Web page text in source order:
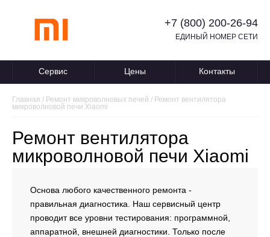
+7 (800) 200-26-94
ЕДИНЫЙ НОМЕР СЕТИ
Сервис Цены Контакты
Главная / Ремонт микроволновых печей / Ремонт вентилятора
микроволновой печи Xiaomi
Ремонт вентилятора
микроволновой печи Xiaomi
Основа любого качественного ремонта -
правильная диагностика. Наш сервисный центр
проводит все уровни тестирования: программной,
аппаратной, внешней диагностики. Только после